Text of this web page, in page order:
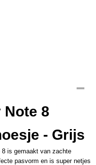
Note 8
- Grijs
8 is gemaakt van zachte
pasvorm en is super netjes